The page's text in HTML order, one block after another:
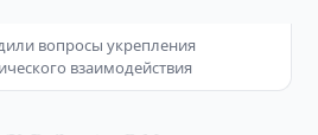
вопросы укрепления
взаимодействия